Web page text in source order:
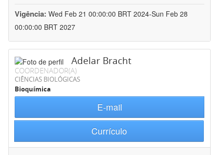
Vigência: Wed Feb 21 00:00:00 BRT 2024-Sun Feb 28
00:00:00 BRT 2027
Adelar Bracht
COORDENADOR(A)
CIÊNCIAS BIOLÓGICAS
Bioquímica
E-mail
Currículo